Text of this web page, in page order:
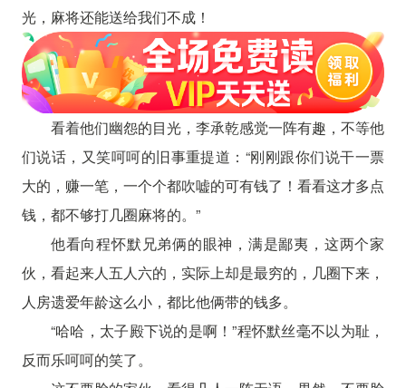
光，麻将还能送给我们不成！
看着他们幽怨的目光，李承乾感觉一阵有趣，不等他
们说话，又笑呵呵的旧事重提道：“刚刚跟你们说干一票
大的，赚一笔，一个个都吹嘘的可有钱了！看看这才多点
钱，都不够打几圈麻将的。”
他看向程怀默兄弟俩的眼神，满是鄙夷，这两个家
伙，看起来人五人六的，实际上却是最穷的，几圈下来，
人房遗爱年龄这么小，都比他俩带的钱多。
“哈哈，太子殿下说的是啊！”程怀默丝毫不以为耻，
反而乐呵呵的笑了。